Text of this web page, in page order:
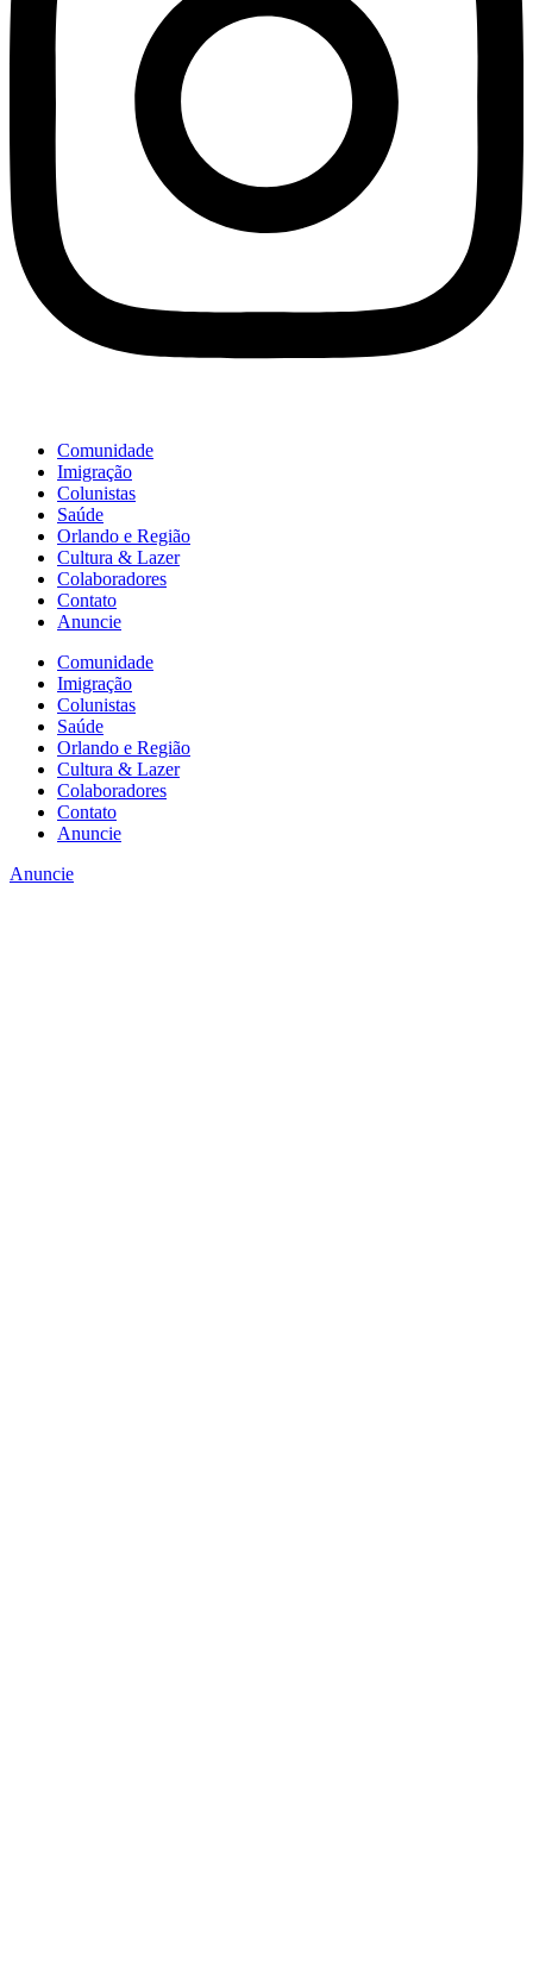
Comunidade
Imigração
Colunistas
Saúde
Orlando e Região
Cultura & Lazer
Colaboradores
Contato
Anuncie
Comunidade
Imigração
Colunistas
Saúde
Orlando e Região
Cultura & Lazer
Colaboradores
Contato
Anuncie
Anuncie